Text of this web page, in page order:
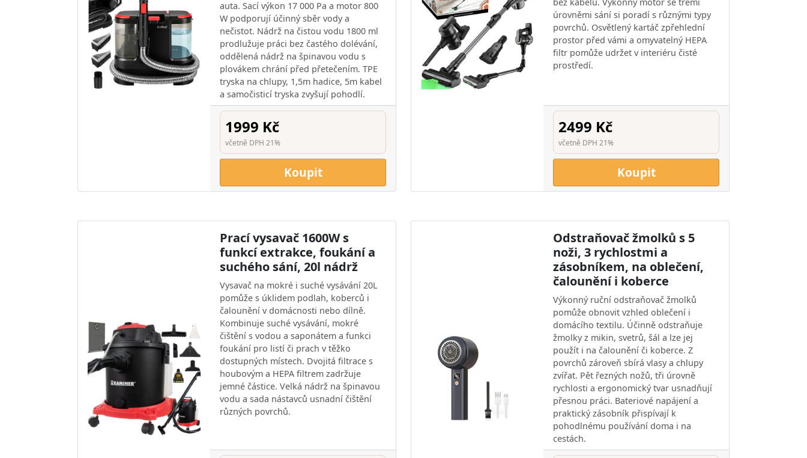
auta. Sací výkon 17 000 Pa a motor 800
W podporují účinný sběr vody a
nečistot. Nádrž na čistou vodu 1800 ml
prodlužuje práci bez častého dolévání,
oddělená nádrž na špinavou vodu s
plovákem chrání před přetečením. TPE
tryska na chlupy, 1,5m hadice, 5m kabel
a samočisticí tryska zvyšují pohodlí.
1999 Kč
včetně DPH 21%
Koupit
úrovněmi sání si poradí s různými typy
povrchů. Osvětlený kartáč zpřehlední
prostor před vámi a omyvatelný HEPA
filtr pomůže udržet v interiéru čisté
prostředí.
2499 Kč
včetně DPH 21%
Koupit
Prací vysavač 1600W s
funkcí extrakce, foukání a
suchého sání, 20l nádrž
Vysavač na mokré i suché vysávání 20L
pomůže s úklidem podlah, koberců i
čalounění v domácnosti nebo dílně.
Kombinuje suché vysávání, mokré
čištění s vodou a saponátem a funkci
foukání pro listí či prach v těžko
dostupných místech. Dvojitá filtrace s
houbovým a HEPA filtrem zadržuje
jemné částice. Velká nádrž na špinavou
vodu a sada nástavců usnadní čištění
různých povrchů.
Odstraňovač žmolků s 5
noži, 3 rychlostmi a
zásobníkem, na oblečení,
čalounění i koberce
Výkonný ruční odstraňovač žmolků
pomůže obnovit vzhled oblečení i
domácího textilu. Účinně odstraňuje
žmolky z mikin, svetrů, šál a lze jej
použít i na čalounění či koberce. Z
povrchů zároveň sbírá vlasy a chlupy
zvířat. Pět řezných nožů, tři úrovně
rychlosti a ergonomický tvar usnadňují
přesnou práci. Bateriové napájení a
praktický zásobník přispívají k
pohodlnému používání doma i na
cestách.